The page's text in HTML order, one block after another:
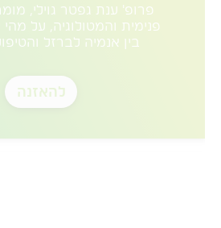
פרופ' ענת גפטר גוילי,
פנימית והמטולוגיה, על
בין אנמיה לברזל
להאזנה